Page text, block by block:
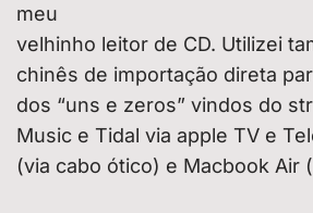
meu
velhinho leitor de CD. Utilizei
chinês de importação direta
dos “uns e zeros” vindos do
Music e Tidal via apple TV e
(via cabo ótico) e Macbook Air